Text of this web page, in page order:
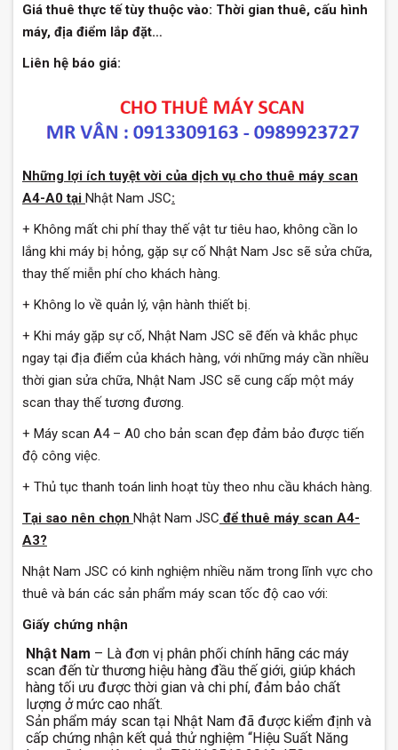
Giá thuê thực tế tùy thuộc vào: Thời gian thuê, cấu hình
máy, địa điểm lắp đặt…
Liên hệ báo giá:
Những lợi ích tuyệt vời của dịch vụ cho thuê máy scan
A4-A0 tại Nhật Nam JSC:
+ Không mất chi phí thay thế vật tư tiêu hao, không cần lo
lắng khi máy bị hỏng, gặp sự cố Nhật Nam Jsc sẽ sửa chữa,
thay thế miễn phí cho khách hàng.
+ Không lo về quản lý, vận hành thiết bị.
+ Khi máy gặp sự cố, Nhật Nam JSC sẽ đến và khắc phục
ngay tại địa điểm của khách hàng, với những máy cần nhiều
thời gian sửa chữa, Nhật Nam JSC sẽ cung cấp một máy
scan thay thế tương đương.
+ Máy scan A4 – A0 cho bản scan đẹp đảm bảo được tiến
độ công việc.
+ Thủ tục thanh toán linh hoạt tùy theo nhu cầu khách hàng.
Tại sao nên chọn Nhật Nam JSC để thuê máy scan A4-
A3?
Nhật Nam JSC có kinh nghiệm nhiều năm trong lĩnh vực cho
thuê và bán các sản phẩm máy scan tốc độ cao với:
Giấy chứng nhận
Nhật Nam – Là đơn vị phân phối chính hãng các máy
scan đến từ thương hiệu hàng đầu thế giới, giúp khách
hàng tối ưu được thời gian và chi phí, đảm bảo chất
lượng ở mức cao nhất.
Sản phẩm máy scan tại Nhật Nam đã được kiểm định và
cấp chứng nhận kết quả thử nghiệm “Hiệu Suất Năng